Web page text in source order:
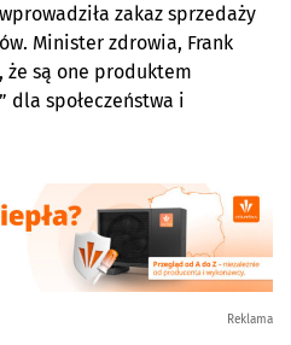
zakaz sprzedaży
Minister zdrowia, Frank
że są one produktem
dla społeczeństwa i
Reklama